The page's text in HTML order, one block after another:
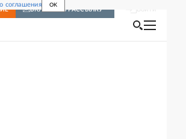
соглашения OK
ВКЛЮЧИТЬ РАССЫЛКУ